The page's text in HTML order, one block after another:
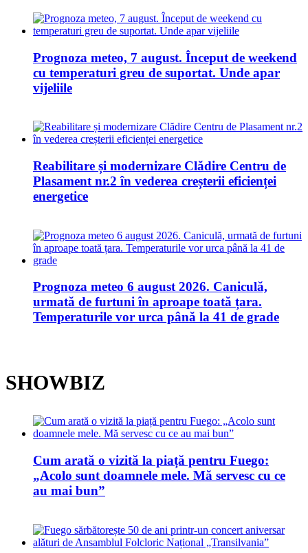
Prognoza meteo, 7 august. Început de weekend
cu temperaturi greu de suportat. Unde apar
vijeliile
Reabilitare și modernizare Clădire Centru de
Plasament nr.2 în vederea creșterii eficienței
energetice
Prognoza meteo 6 august 2026. Caniculă,
urmată de furtuni în aproape toată țara.
Temperaturile vor urca până la 41 de grade
SHOWBIZ
Cum arată o vizită la piață pentru Fuego:
„Acolo sunt doamnele mele. Mă servesc cu ce
au mai bun”